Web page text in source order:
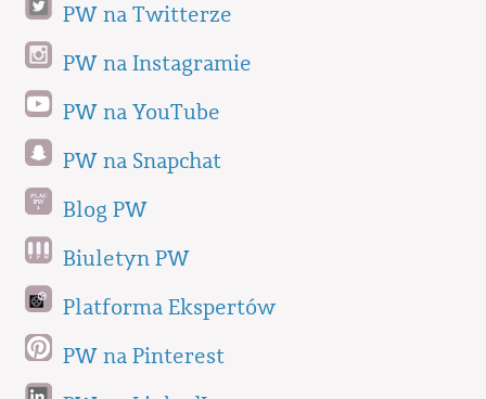
PW na Twitterze
PW na Instagramie
PW na YouTube
PW na Snapchat
Blog PW
Biuletyn PW
Platforma Ekspertów
PW na Pinterest